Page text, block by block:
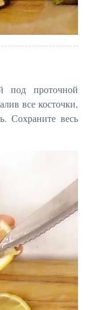
под проточной
все косточки,
Сохраните весь